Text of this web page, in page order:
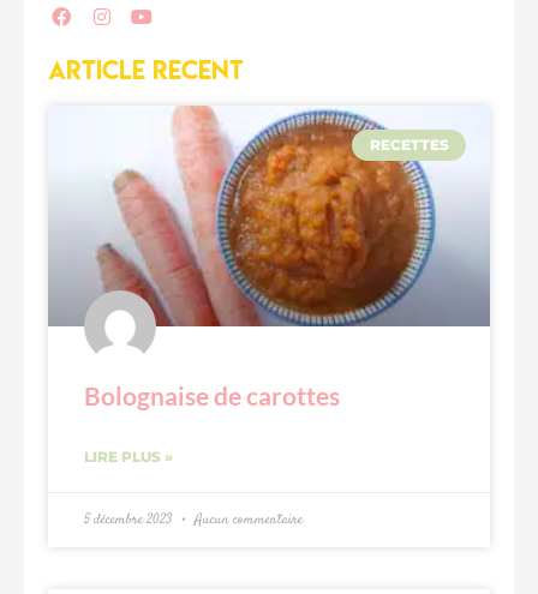
ARTICLE RECENT
RECETTES
Bolognaise de carottes
LIRE PLUS »
5 décembre 2023 Aucun commentaire